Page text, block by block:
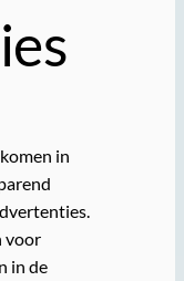
in
voor
in de